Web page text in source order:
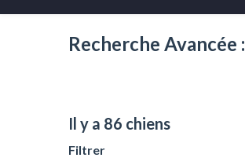
Recherche Avancée :
Il y a 86 chiens
Filtrer